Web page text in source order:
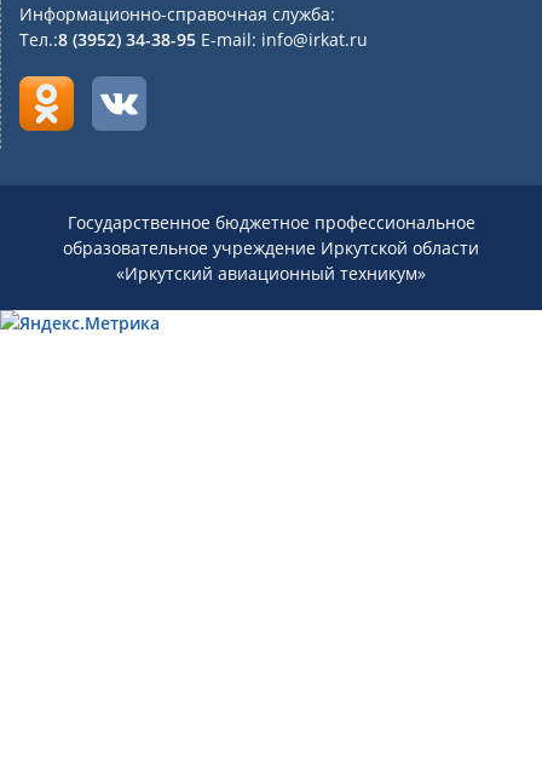
Информационно-справочная служба:
Тел.:8 (3952) 34-38-95 E-mail: info@irkat.ru
Государственное бюджетное профессиональное
образовательное учреждение Иркутской области
«Иркутский авиационный техникум»